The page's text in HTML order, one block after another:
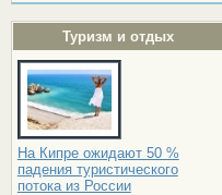
Туризм и отдых
На Кипре ожидают 50 %
падения туристического
потока из России